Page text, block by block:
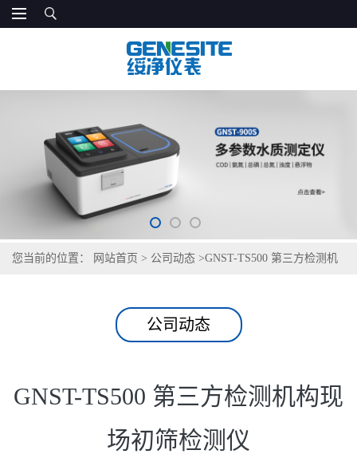
您当前的位置： 网站首页 > 公司动态 >GNST-TS500 第三方检测机
公司动态
GNST-TS500 第三方检测机构现
场初筛检测仪